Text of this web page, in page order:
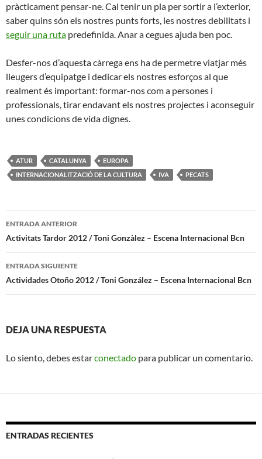
pràcticament pensar-ne. Cal tenir un pla per sortir a l’exterior,
saber quins són els nostres punts forts, les nostres debilitats i
seguir una ruta predefinida. Anar a cegues ajuda ben poc.
Desfer-nos d’aquesta càrrega ens ha de permetre viatjar més
lleugers d’equipatge i dedicar els nostres esforços al que
realment és important: formar-nos com a persones i
professionals, tirar endavant els nostres projectes i aconseguir
unes condicions de vida dignes.
ATUR CATALUNYA
EUROPA
INTERNACIONALITZACIÓ DE LA CULTURA
IVA PECATS
Navegación
de
entradas
ENTRADA ANTERIOR
Activitats Tardor 2012 / Toni Gonzàlez – Escena Internacional Bcn
ENTRADA SIGUIENTE
Actividades Otoño 2012 / Toni González – Escena Internacional Bcn
DEJA UNA RESPUESTA
Lo siento, debes estarconectado para publicar un comentario.
ENTRADAS RECIENTES